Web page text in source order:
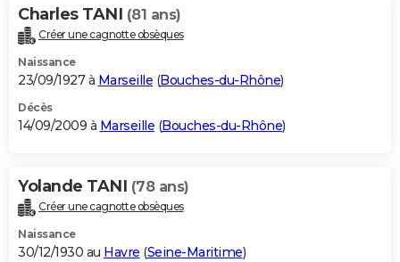
Charles TANI (81 ans)
Créer une cagnotte obsèques
Naissance
23/09/1927 à Marseille (Bouches-du-Rhône)
Décès
14/09/2009 à Marseille (Bouches-du-Rhône)
Yolande TANI (78 ans)
Créer une cagnotte obsèques
Naissance
30/12/1930 au Havre (Seine-Maritime)